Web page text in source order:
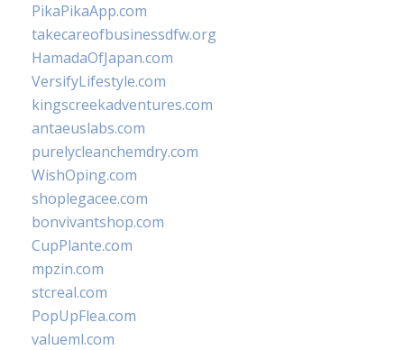
PikaPikaApp.com
takecareofbusinessdfw.org
HamadaOfJapan.com
VersifyLifestyle.com
kingscreekadventures.com
antaeuslabs.com
purelycleanchemdry.com
WishOping.com
shoplegacee.com
bonvivantshop.com
CupPlante.com
mpzin.com
stcreal.com
PopUpFlea.com
valueml.com